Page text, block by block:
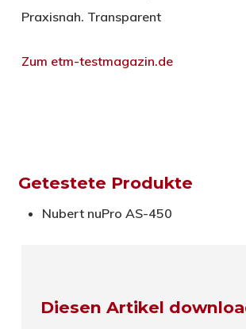
Praxisnah. Transparent
Zum etm-testmagazin.de
Getestete Produkte
Nubert nuPro AS-450
Diesen Artikel